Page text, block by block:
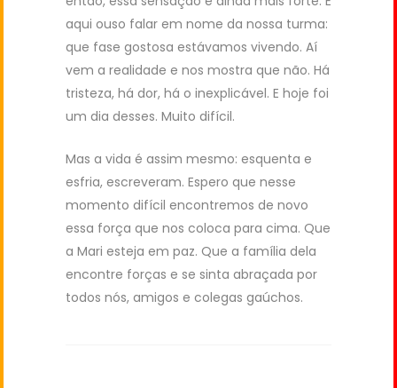
aqui ouso falar em nome da nossa turma:
que fase gostosa estávamos vivendo. Aí
vem a realidade e nos mostra que não. Há
tristeza, há dor, há o inexplicável. E hoje foi
um dia desses. Muito difícil.
Mas a vida é assim mesmo: esquenta e
esfria, escreveram. Espero que nesse
momento difícil encontremos de novo
essa força que nos coloca para cima. Que
a Mari esteja em paz. Que a família dela
encontre forças e se sinta abraçada por
todos nós, amigos e colegas gaúchos.